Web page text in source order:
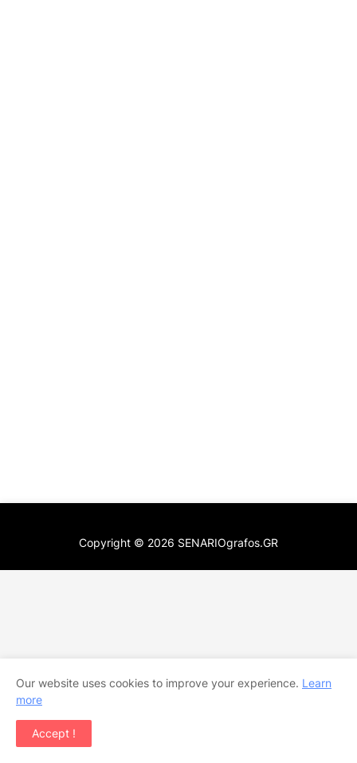
Copyright © 2026 SENARIOgrafos.GR
Our website uses cookies to improve your experience. Learn
more
Accept !